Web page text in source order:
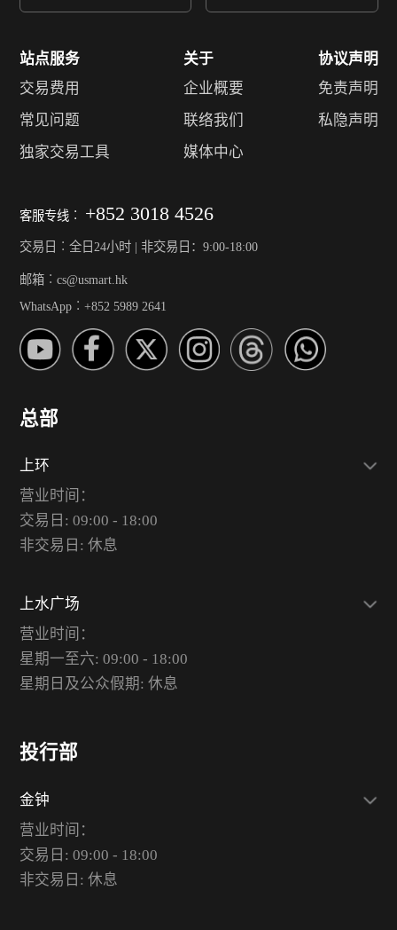
站点服务
交易费用
常见问题
独家交易工具
关于
企业概要
联络我们
媒体中心
协议声明
免责声明
私隐声明
客服专线︰ +852 3018 4526
交易日︰全日24小时 | 非交易日：9:00-18:00
邮箱︰cs@usmart.hk
WhatsApp︰+852 5989 2641
总部
上环
营业时间：
交易日: 09:00 - 18:00
非交易日: 休息
上水广场
营业时间：
星期一至六: 09:00 - 18:00
星期日及公众假期: 休息
投行部
金钟
营业时间：
交易日: 09:00 - 18:00
非交易日: 休息